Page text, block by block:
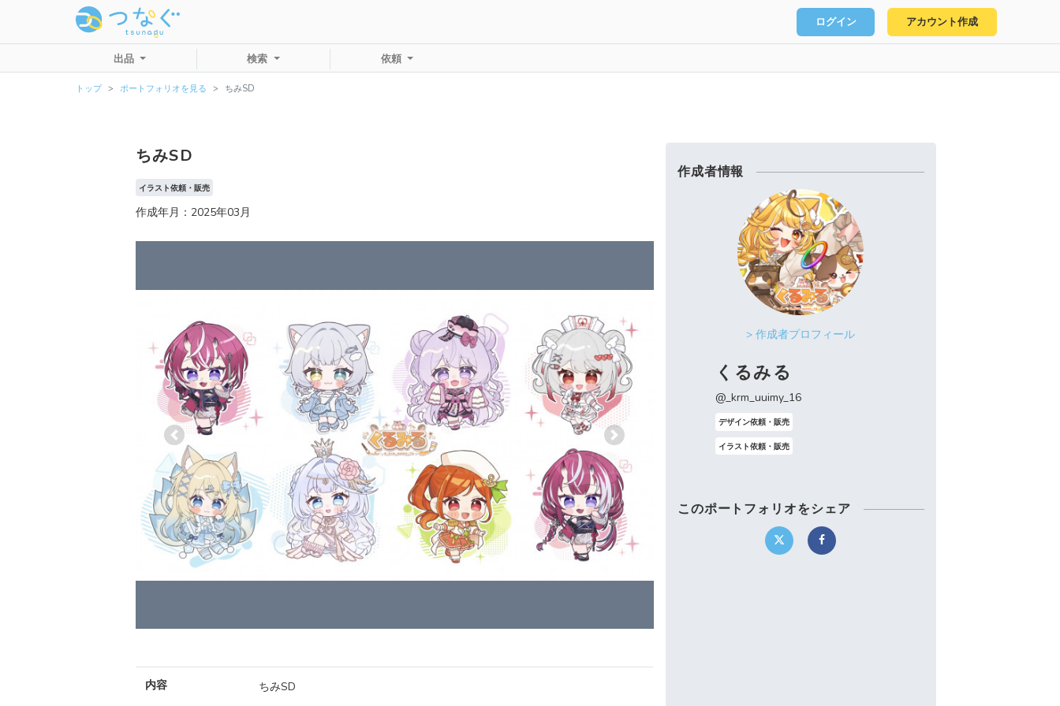
ログイン アカウント作成
出品 検索 依頼
トップ ポートフォリオを見る ちみSD
ちみSD
イラスト依頼・販売
作成年月：2025年03月
Previous Next
内容 ちみSD
作成者情報
> 作成者プロフィール
くるみる
@_krm_uuimy_16
デザイン依頼・販売
イラスト依頼・販売
このポートフォリオをシェア